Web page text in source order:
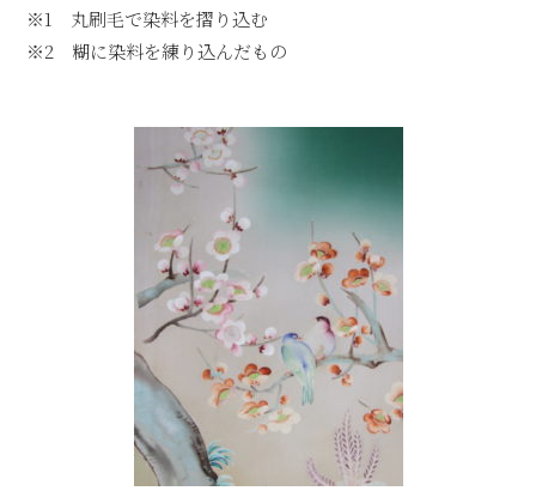
※1 丸刷毛で染料を摺り込む
※2 糊に染料を練り込んだもの